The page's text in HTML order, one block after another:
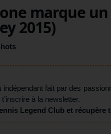
marque
2015)
indépendant fait par des
à la newsletter.
Legend Club et récupère